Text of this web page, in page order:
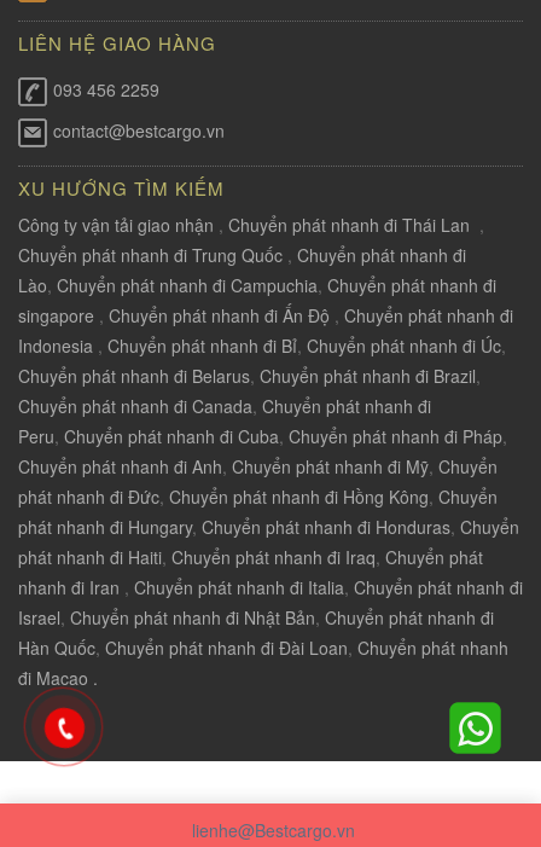
LIÊN HỆ GIAO HÀNG
093 456 2259
contact@bestcargo.vn
XU HƯỚNG TÌM KIẾM
Công ty vận tải giao nhận , Chuyển phát nhanh đi Thái Lan ,
Chuyển phát nhanh đi Trung Quốc , Chuyển phát nhanh đi
Lào, Chuyển phát nhanh đi Campuchia, Chuyển phát nhanh đi
singapore , Chuyển phát nhanh đi Ấn Độ , Chuyển phát nhanh đi
Indonesia , Chuyển phát nhanh đi Bỉ, Chuyển phát nhanh đi Úc,
Chuyển phát nhanh đi Belarus, Chuyển phát nhanh đi Brazil,
Chuyển phát nhanh đi Canada, Chuyển phát nhanh đi
Peru, Chuyển phát nhanh đi Cuba, Chuyển phát nhanh đi Pháp,
Chuyển phát nhanh đi Anh, Chuyển phát nhanh đi Mỹ, Chuyển
phát nhanh đi Đức, Chuyển phát nhanh đi Hồng Kông, Chuyển
phát nhanh đi Hungary, Chuyển phát nhanh đi Honduras, Chuyển
phát nhanh đi Haiti, Chuyển phát nhanh đi Iraq, Chuyển phát
nhanh đi Iran , Chuyển phát nhanh đi Italia, Chuyển phát nhanh đi
Israel, Chuyển phát nhanh đi Nhật Bản, Chuyển phát nhanh đi
Hàn Quốc, Chuyển phát nhanh đi Đài Loan, Chuyển phát nhanh
đi Macao .
lienhe@Bestcargo.vn